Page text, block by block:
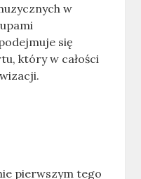
w
się
który w całości
pierwszym tego